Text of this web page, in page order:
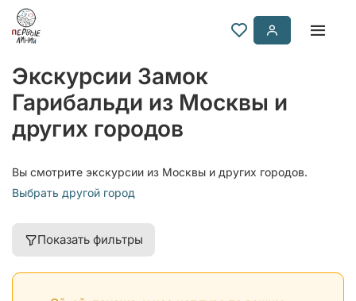
Экскурсии Замок
Гарибальди из Москвы и
других городов
Вы смотрите экскурсии из Москвы и других городов.
Выбрать другой город
Показать фильтры